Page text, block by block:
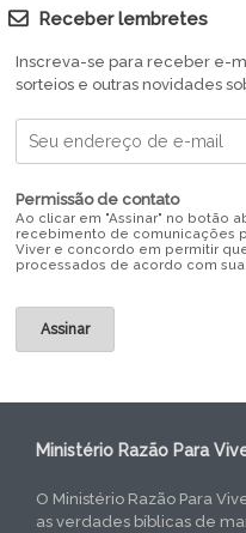
Receber lembretes
Inscreva-se para receber e-
sorteios e outras novidades
Permissão de contato
Ao clicar em "Assinar" no botão
recebimento de comunicações
Viver e concordo em permitir
processados de acordo com sua
Ministério Razão Para
O Ministério Razão Para
as verdades bíblicas de